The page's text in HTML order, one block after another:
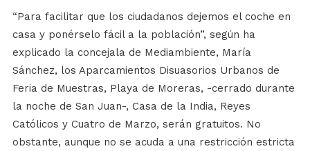
“Para facilitar que los ciudadanos dejemos el coche en
casa y ponérselo fácil a la población”, según ha
explicado la concejala de Mediambiente, María
Sánchez, los Aparcamientos Disuasorios Urbanos de
Feria de Muestras, Playa de Moreras, -cerrado durante
la noche de San Juan-, Casa de la India, Reyes
Católicos y Cuatro de Marzo, serán gratuitos. No
obstante, aunque no se acuda a una restricción estricta